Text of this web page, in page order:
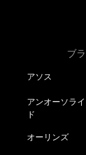
ブ
アソス
アンオーソラ
ド
オーリンズ